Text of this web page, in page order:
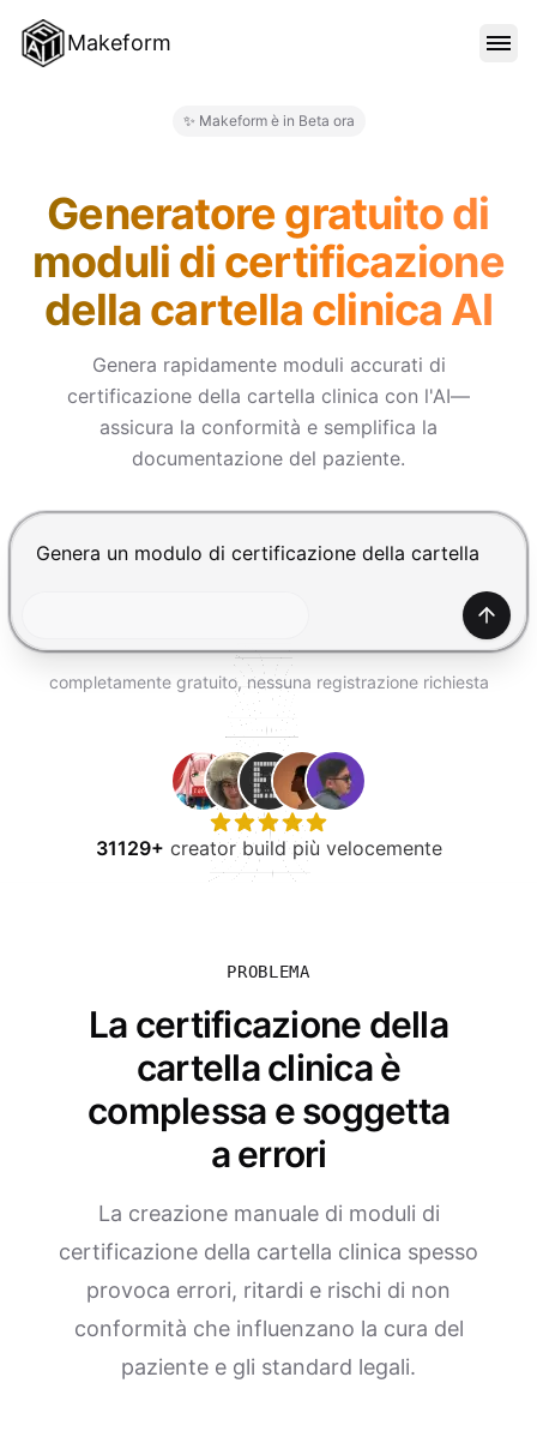
Makeform
BLOG
PREZZI
PROVA GRATIS
✨ Makeform è in Beta ora
Generatore gratuito di
moduli di certificazione
della cartella clinica AI
Genera rapidamente moduli accurati di
certificazione della cartella clinica con l'AI—
assicura la conformità e semplifica la
documentazione del paziente.
Premi Invio per inviare, Shift+Invio per nuova riga
completamente gratuito, nessuna registrazione richiesta
31129+ creator build più velocemente
PROBLEMA
La certificazione della
cartella clinica è
complessa e soggetta
a errori
La creazione manuale di moduli di
certificazione della cartella clinica spesso
provoca errori, ritardi e rischi di non
conformità che influenzano la cura del
paziente e gli standard legali.